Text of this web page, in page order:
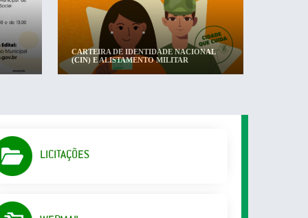
CARTEIRA DE IDENTIDADE NACIONAL
(CIN) E ALISTAMENTO MILITAR
LICITAÇÕES